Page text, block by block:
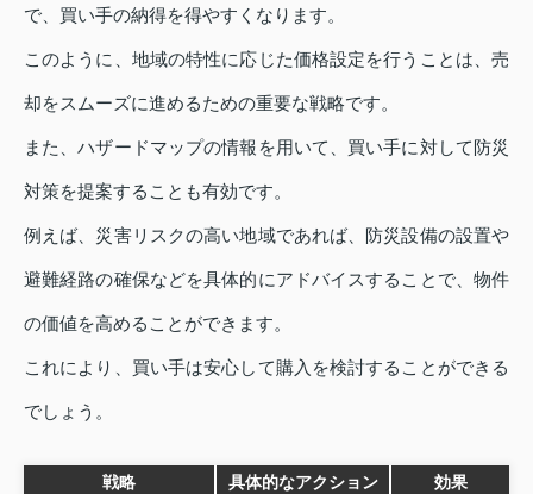
で、買い手の納得を得やすくなります。
このように、地域の特性に応じた価格設定を行うことは、売
却をスムーズに進めるための重要な戦略です。
また、ハザードマップの情報を用いて、買い手に対して防災
対策を提案することも有効です。
例えば、災害リスクの高い地域であれば、防災設備の設置や
避難経路の確保などを具体的にアドバイスすることで、物件
の価値を高めることができます。
これにより、買い手は安心して購入を検討することができる
でしょう。
戦略 具体的なアクション 効果